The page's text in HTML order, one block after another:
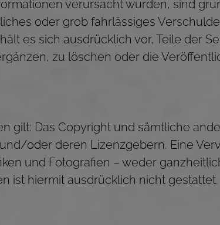
verursacht wurden, sind
oder grob fahrlässiges
es sich ausdrücklich vor, Teile der
zu löschen oder die
gilt: Das Copyright und sämtliche
oder deren Lizenzgebern. Eine
und Fotografien – weder
ist hiermit ausdrücklich nicht gestattet.